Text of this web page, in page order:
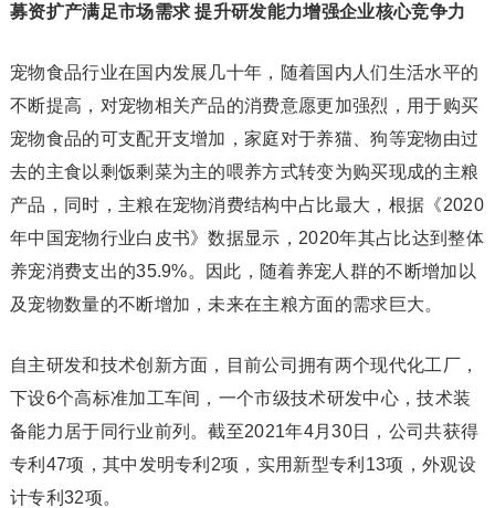
募资扩产满足市场需求 提升研发能力增强企业核心竞争力
宠物食品行业在国内发展几十年，随着国内人们生活水平的
不断提高，对宠物相关产品的消费意愿更加强烈，用于购买
宠物食品的可支配开支增加，家庭对于养猫、狗等宠物由过
去的主食以剩饭剩菜为主的喂养方式转变为购买现成的主粮
产品，同时，主粮在宠物消费结构中占比最大，根据《2020
年中国宠物行业白皮书》数据显示，2020年其占比达到整体
养宠消费支出的35.9%。因此，随着养宠人群的不断增加以
及宠物数量的不断增加，未来在主粮方面的需求巨大。
自主研发和技术创新方面，目前公司拥有两个现代化工厂，
下设6个高标准加工车间，一个市级技术研发中心，技术装
备能力居于同行业前列。截至2021年4月30日，公司共获得
专利47项，其中发明专利2项，实用新型专利13项，外观设
计专利32项。